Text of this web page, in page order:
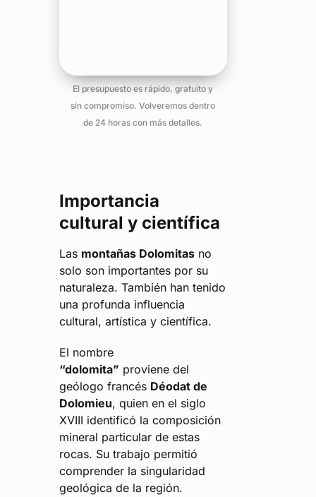
El presupuesto es rápido, gratuito y
sin compromiso. Volveremos dentro
de 24 horas con más detalles.
Importancia
cultural y científica
Las montañas Dolomitas no
solo son importantes por su
naturaleza. También han tenido
una profunda influencia
cultural, artística y científica.
El nombre
“dolomita” proviene del
geólogo francés Déodat de
Dolomieu, quien en el siglo
XVIII identificó la composición
mineral particular de estas
rocas. Su trabajo permitió
comprender la singularidad
geológica de la región.